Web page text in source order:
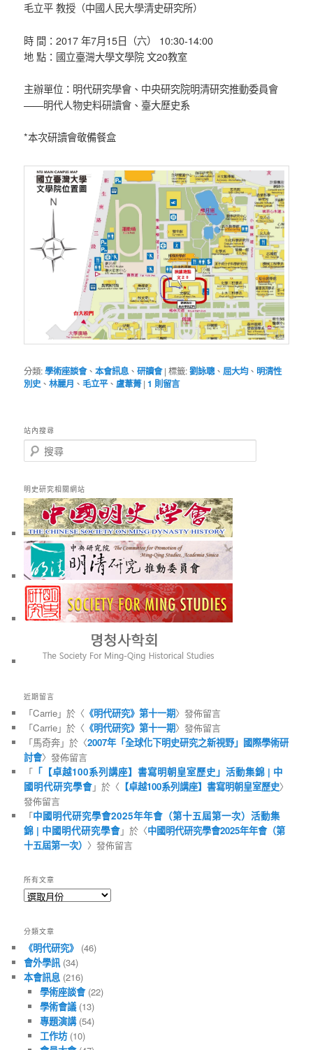
毛立平 教授（中國人民大學清史研究所）
時 間：2017 年7月15日（六） 10:30-14:00
地 點：國立臺灣大學文學院 文20教室
主辦單位：明代研究學會、中央研究院明清研究推動委員會
——明代人物史料研讀會、臺大歷史系
*本次研讀會敬備餐盒
分類:學術座談會、本會訊息 、研讀會 |標籤:劉詠聰、 屈大均、 明清性
別史 、林麗月 、毛立平、 盧葦菁 |1 則留言
站內搜尋
搜
尋
明史研究相關網站
近期留言
「Carrie」於〈 《明代研究》第十一期〉發佈留言
「Carrie」於〈 《明代研究》第十一期〉發佈留言
「馬奇奔」於〈2007年「全球化下明史研究之新視野」國際學術研
討會〉發佈留言
「 「【卓越100系列講座】書寫明朝皇室歷史」活動集錦 | 中
國明代研究學會」於〈 【卓越100系列講座】書寫明朝皇室歷史〉
發佈留言
「中國明代研究學會2025年年會（第十五屆第一次）活動集
錦 | 中國明代研究學會」於〈中國明代研究學會2025年年會（第
十五屆第一次） 〉發佈留言
所有文章
所
章
分類文章
《明代研究》 (46)
會外學訊 (34)
本會訊息 (216)
學術座談會(22)
學術會議(13)
專題演講(54)
工作坊(10)